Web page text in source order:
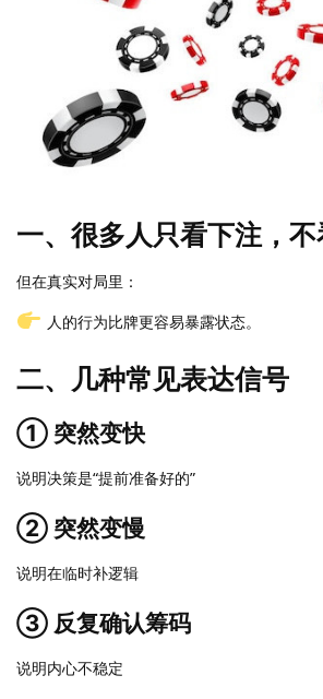
一、很多人只看下注，
但在真实对局里：
人的行为比牌更容易暴露状态。
二、几种常见表达信号
① 突然变快
说明决策是“提前准备好的”
② 突然变慢
说明在临时补逻辑
③ 反复确认筹码
说明内心不稳定